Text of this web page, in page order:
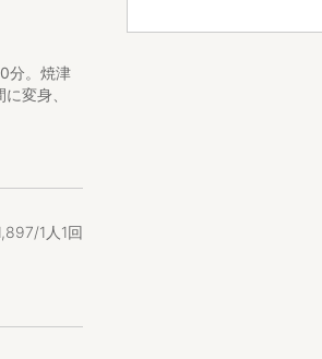
分。焼津
変身、
,897/1人1回